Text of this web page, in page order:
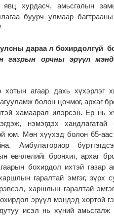
явц хурдасч, амьсгалын
буурч улмаар
дараа л бохирдолгүй
газрын орчны эрүүл
хотын агаар дахь хүхэрлэг
болон цочмог, архаг
хамаарал илэрсэн. Ер нь
нэмэгдэх
юм. Мөн хүүхэд болон 65-
Амбулаториор
өвчлөлийг бронхит, архаг
бохирдол ихтэй газар
гаралтай эмгэг, зүрх
харшлын гаралтай
эрүүл мэндэд хортой
исэл нь хүний